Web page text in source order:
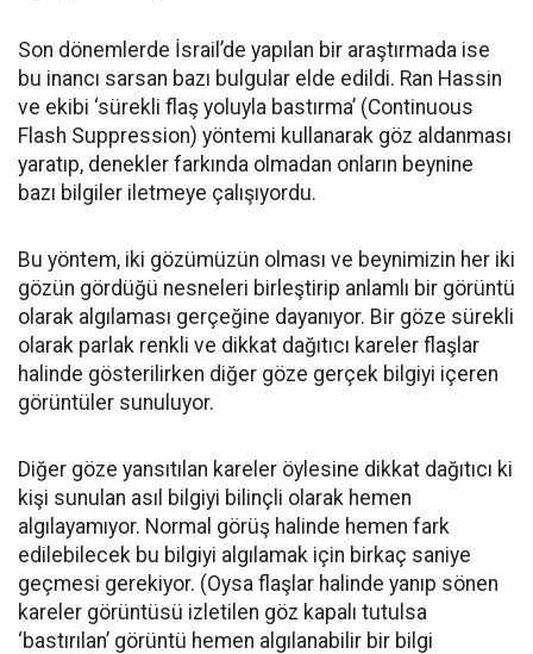
Son dönemlerde İsrail’de yapılan bir araştırmada ise
bu inancı sarsan bazı bulgular elde edildi. Ran Hassin
ve ekibi ‘sürekli flaş yoluyla bastırma’ (Continuous
Flash Suppression) yöntemi kullanarak göz aldanması
yaratıp, denekler farkında olmadan onların beynine
bazı bilgiler iletmeye çalışıyordu.
Bu yöntem, iki gözümüzün olması ve beynimizin her iki
gözün gördüğü nesneleri birleştirip anlamlı bir görüntü
olarak algılaması gerçeğine dayanıyor. Bir göze sürekli
olarak parlak renkli ve dikkat dağıtıcı kareler flaşlar
halinde gösterilirken diğer göze gerçek bilgiyi içeren
görüntüler sunuluyor.
Diğer göze yansıtılan kareler öylesine dikkat dağıtıcı ki
kişi sunulan asıl bilgiyi bilinçli olarak hemen
algılayamıyor. Normal görüş halinde hemen fark
edilebilecek bu bilgiyi algılamak için birkaç saniye
geçmesi gerekiyor. (Oysa flaşlar halinde yanıp sönen
kareler görüntüsü izletilen göz kapalı tutulsa
‘bastırılan’ görüntü hemen algılanabilir bir bilgi